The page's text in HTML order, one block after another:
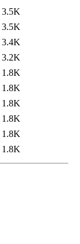
3.5K
3.5K
3.4K
3.2K
1.8K
1.8K
1.8K
1.8K
1.8K
1.8K